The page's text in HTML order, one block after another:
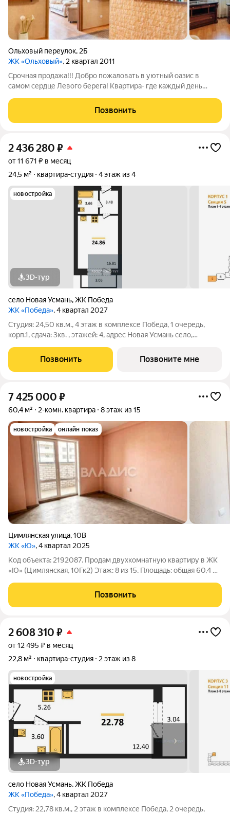
Ольховый переулок, 2Б
ЖК «Ольховый», 2 квартал 2011
Срочная продажа!!! Добро пожаловать в уютный оазис в
самом сердце Левого берега! Квартира- где каждый день
придающий интерьеру особую теплоту и
Позвонить
2 436 280 ₽
от 11 671 ₽ в месяц
24,5 м²
квартира-студия 4 этаж из 4
новостройка
3D-тур
село Новая Усмань,ЖК Победа
ЖК «Победа», 4 квартал 2027
Студия: 24,50 кв.м., 4 этаж в комплексе Победа, 1 очередь,
корп.1, сдача: 3кв. , этажей: 4, адрес Новая Усмань село,
современный и комфортный жилой комплекс, который
сочетает в себе все
Позвонить Позвоните мне
7 425 000 ₽
60,4 м² 2-комн. квартира 8 этаж из 15
новостройка онлайн показ
Цимлянская улица,10В
ЖК «Ю», 4 квартал 2025
Код объекта: 2192087. Продам двухкомнатную квартиру в ЖК
«Ю» (Цимлянская, 10Гк2) Этаж: 8 из 15. Площадь: общая 60,4 м
плитка.
Позвонить
2 608 310 ₽
от 12 495 ₽ в месяц
22,8 м²
квартира-студия 2 этаж из 8
новостройка
3D-тур
село Новая Усмань,ЖК Победа
ЖК «Победа», 4 квартал 2027
Студия: 22,78 кв.м., 2 этаж в комплексе Победа, 2 очередь,